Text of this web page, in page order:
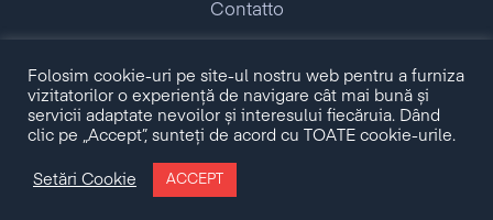
Copyright © 2009 - 2026 Ascent Group.
All rights reserved.
Contatto
Folosim cookie-uri pe site-ul nostru web pentru a furniza
vizitatorilor o experiență de navigare cât mai bună și
servicii adaptate nevoilor și interesului fiecăruia. Dând
clic pe „Accept”, sunteți de acord cu TOATE cookie-urile.
Setări Cookie ACCEPT